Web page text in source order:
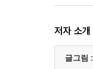
저자 소개
글그림 :